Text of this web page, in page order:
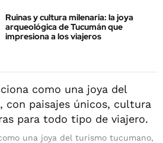
Ruinas y cultura milenaria: la joya
arqueológica de Tucumán que
impresiona a los viajeros
una joya del turismo tucumano,